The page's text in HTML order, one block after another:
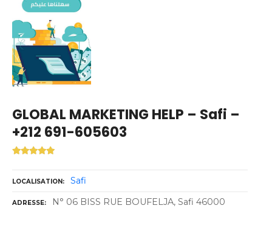
GLOBAL MARKETING HELP – Safi –
+212 691-605603
LOCALISATION Safi
ADRESSE N° 06 BISS RUE BOUFELJA, Safi 46000